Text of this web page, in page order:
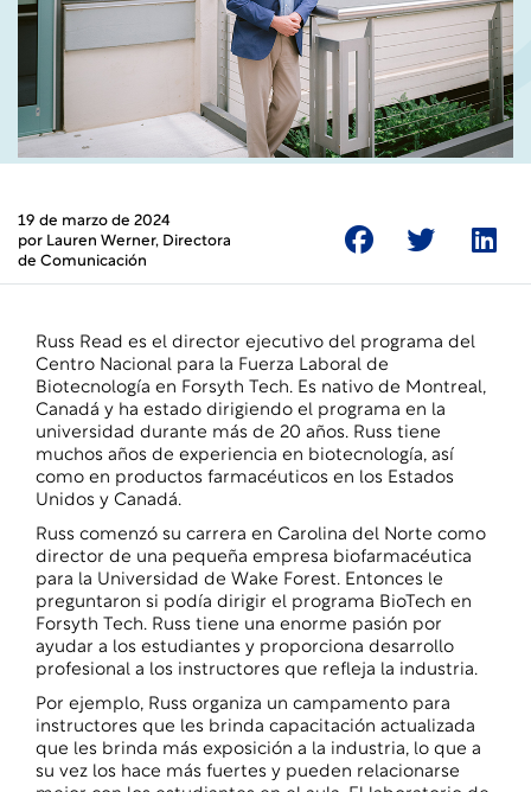
19 de marzo de 2024
por Lauren Werner, Directora
de Comunicación
Russ Read es el director ejecutivo del programa del
Centro Nacional para la Fuerza Laboral de
Biotecnología en Forsyth Tech. Es nativo de Montreal,
Canadá y ha estado dirigiendo el programa en la
universidad durante más de 20 años. Russ tiene
muchos años de experiencia en biotecnología, así
como en productos farmacéuticos en los Estados
Unidos y Canadá.
Russ comenzó su carrera en Carolina del Norte como
director de una pequeña empresa biofarmacéutica
para la Universidad de Wake Forest. Entonces le
preguntaron si podía dirigir el programa BioTech en
Forsyth Tech. Russ tiene una enorme pasión por
ayudar a los estudiantes y proporciona desarrollo
profesional a los instructores que refleja la industria.
Por ejemplo, Russ organiza un campamento para
instructores que les brinda capacitación actualizada
que les brinda más exposición a la industria, lo que a
su vez los hace más fuertes y pueden relacionarse